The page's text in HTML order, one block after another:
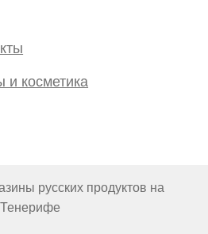
косметика
русских продуктов на
Тенерифе